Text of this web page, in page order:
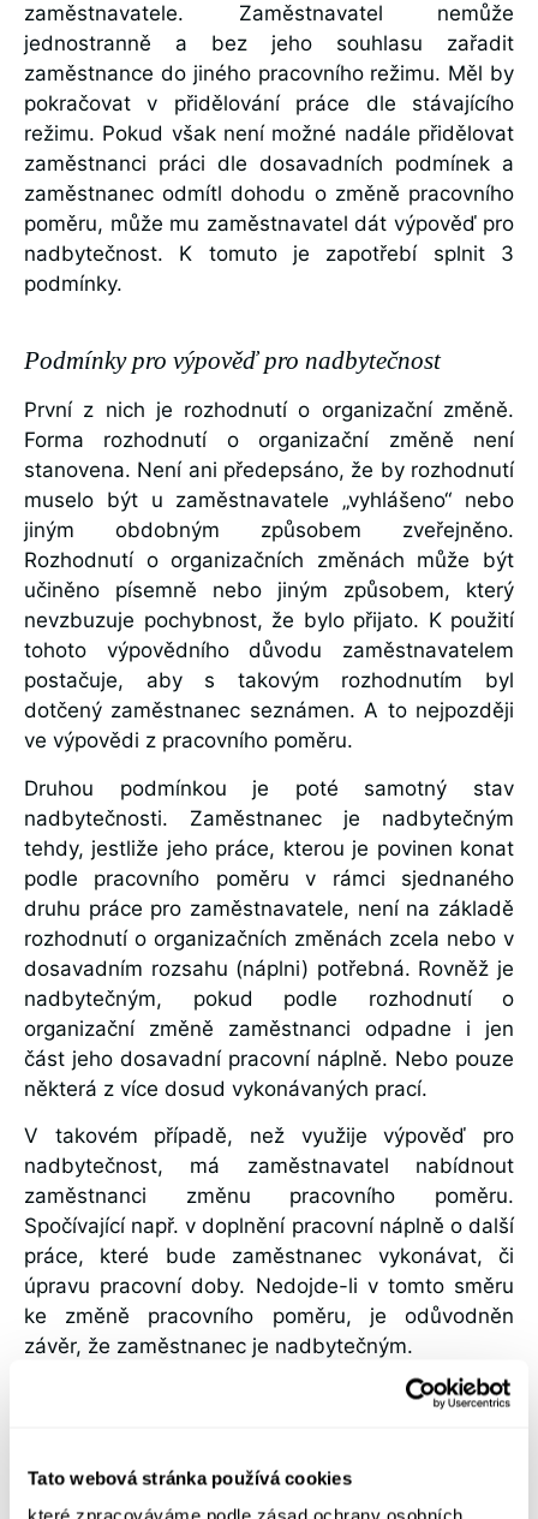
Tato webová stránka používá cookies
zaměstnavatele. Zaměstnavatel nemůže
jednostranně a bez jeho souhlasu zařadit
zaměstnance do jiného pracovního režimu. Měl by
pokračovat v přidělování práce dle stávajícího
režimu. Pokud však není možné nadále přidělovat
zaměstnanci práci dle dosavadních podmínek a
zaměstnanec odmítl dohodu o změně pracovního
poměru, může mu zaměstnavatel dát výpověď pro
nadbytečnost. K tomuto je zapotřebí splnit 3
podmínky.
Podmínky pro výpověď pro nadbytečnost
První z nich je rozhodnutí o organizační změně.
Forma rozhodnutí o organizační změně není
stanovena. Není ani předepsáno, že by rozhodnutí
muselo být u zaměstnavatele „vyhlášeno“ nebo
jiným obdobným způsobem zveřejněno.
Rozhodnutí o organizačních změnách může být
učiněno písemně nebo jiným způsobem, který
nevzbuzuje pochybnost, že bylo přijato. K použití
tohoto výpovědního důvodu zaměstnavatelem
postačuje, aby s takovým rozhodnutím byl
dotčený zaměstnanec seznámen. A to nejpozději
ve výpovědi z pracovního poměru.
Druhou podmínkou je poté samotný stav
nadbytečnosti. Zaměstnanec je nadbytečným
tehdy, jestliže jeho práce, kterou je povinen konat
podle pracovního poměru v rámci sjednaného
druhu práce pro zaměstnavatele, není na základě
rozhodnutí o organizačních změnách zcela nebo v
dosavadním rozsahu (náplni) potřebná. Rovněž je
nadbytečným, pokud podle rozhodnutí o
organizační změně zaměstnanci odpadne i jen
část jeho dosavadní pracovní náplně. Nebo pouze
některá z více dosud vykonávaných prací.
V takovém případě, než využije výpověď pro
nadbytečnost, má zaměstnavatel nabídnout
zaměstnanci změnu pracovního poměru.
Spočívající např. v doplnění pracovní náplně o další
práce, které bude zaměstnanec vykonávat, či
úpravu pracovní doby. Nedojde-li v tomto směru
ke změně pracovního poměru, je odůvodněn
závěr, že zaměstnanec je nadbytečným.
Třetí podmínkou je příčinná souvislost mezi
rozhodnutím o organizační změně a nadbytečností
zaměstnance jde tehdy, nastala-li nadbytečnost